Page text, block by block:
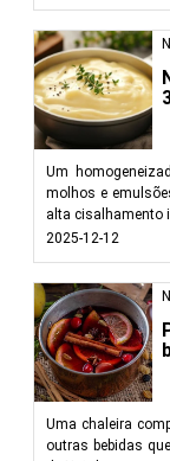
Um
molhos e
alta cisalhamento
2025-12-12
Uma chaleira
outras bebidas